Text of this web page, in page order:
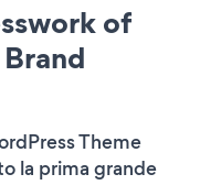
of
Theme
la prima grande